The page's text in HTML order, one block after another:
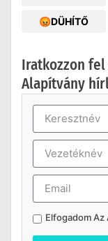
😡DÜHÍTŐ
Iratkozzon fel
Alapítvány
Elfogadom Az